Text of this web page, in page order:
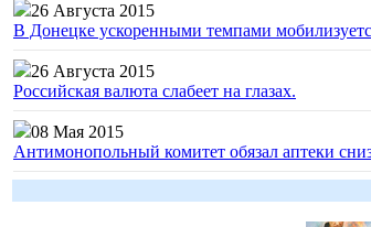
26 Августа 2015
В Донецке ускоренными темпами
26 Августа 2015
Российская валюта слабеет на глазах.
08 Мая 2015
Антимонопольный комитет обязал аптеки